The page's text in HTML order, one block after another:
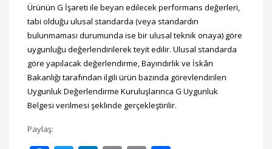
Ürünün G İşareti ile beyan edilecek performans değerleri,
tabi olduğu ulusal standarda (veya standardın
bulunmaması durumunda ise bir ulusal teknik onaya) göre
uygunluğu değerlendirilerek teyit edilir. Ulusal standarda
göre yapılacak değerlendirme, Bayındırlık ve İskân
Bakanlığı tarafından ilgili ürün bazında görevlendirilen
Uygunluk Değerlendirme Kuruluşlarınca G Uygunluk
Belgesi verilmesi şeklinde gerçekleştirilir.
Paylaş: